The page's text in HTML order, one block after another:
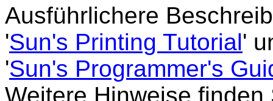
Ausführlichere
'Sun's Printing Tutorial'
'Sun's Programmer's
Weitere Hinweise finden